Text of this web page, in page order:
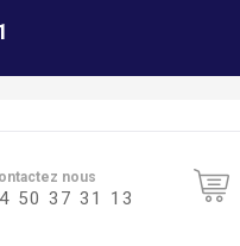
nous
50 37 31 13